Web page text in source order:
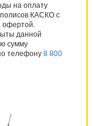
на оплату
КАСКО с
данной
сумму
телефону 8 800